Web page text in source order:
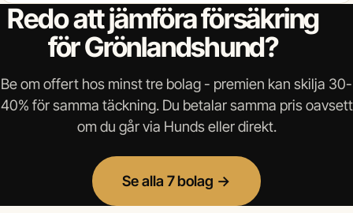
Redo att jämföra försäkring
för Grönlandshund?
Be om offert hos minst tre bolag - premien kan skilja 30-
40% för samma täckning. Du betalar samma pris oavsett
om du går via Hunds eller direkt.
Se alla 7 bolag →